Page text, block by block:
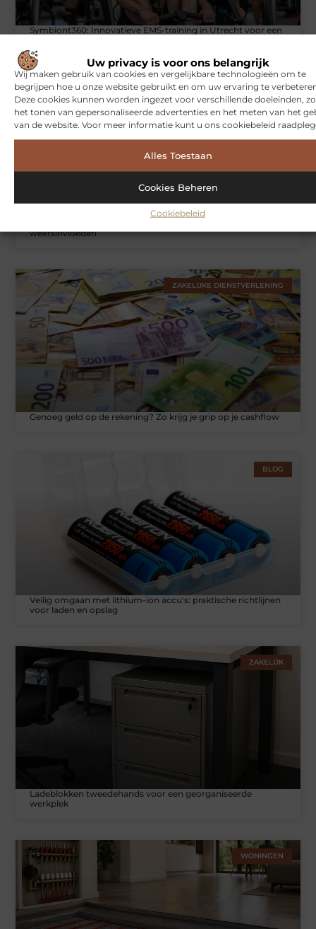
Uw privacy is voor ons belangrijk
Wij maken gebruik van cookies en vergelijkbare technologieën om te
begrijpen hoe u onze website gebruikt en om uw ervaring te
Deze cookies kunnen worden ingezet voor verschillende doeleinden,
het tonen van gepersonaliseerde advertenties en het meten van het
van de website. Voor meer informatie kunt u ons cookiebeleid
Alles Toestaan
Cookies Beheren
Cookiebeleid
Symbiont360: Innovatieve EMS-training in Utrecht voor een
WONINGEN
weersinvloeden
ZAKELIJKE DIENSTVERLENING
Genoeg geld op de rekening? Zo krijg je grip op je cashflow
BLOG
Veilig omgaan met lithium-ion accu's: praktische richtlijnen
voor laden en opslag
ZAKELIJK
Ladeblokken tweedehands voor een georganiseerde
werkplek
WONINGEN